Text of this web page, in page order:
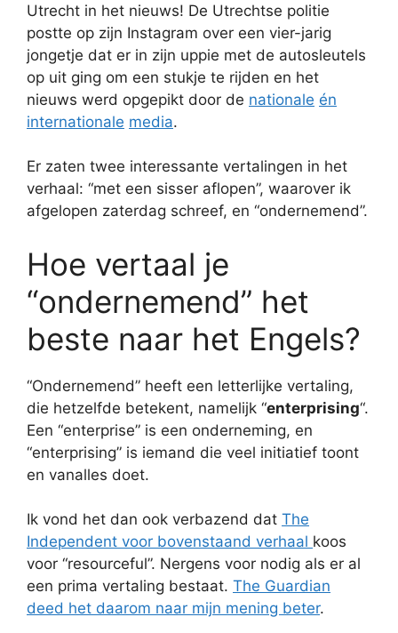
Utrecht in het nieuws! De Utrechtse politie
postte op zijn Instagram over een vier-jarig
jongetje dat er in zijn uppie met de autosleutels
op uit ging om een stukje te rijden en het
nieuws werd opgepikt door de nationale én
internationale media.
Er zaten twee interessante vertalingen in het
verhaal: “met een sisser aflopen”, waarover ik
afgelopen zaterdag schreef, en “ondernemend”.
Hoe vertaal je
“ondernemend” het
beste naar het Engels?
“Ondernemend” heeft een letterlijke vertaling,
die hetzelfde betekent, namelijk “enterprising“.
Een “enterprise” is een onderneming, en
“enterprising” is iemand die veel initiatief toont
en vanalles doet.
Ik vond het dan ook verbazend dat The
Independent voor bovenstaand verhaal koos
voor “resourceful”. Nergens voor nodig als er al
een prima vertaling bestaat. The Guardian
deed het daarom naar mijn mening beter.